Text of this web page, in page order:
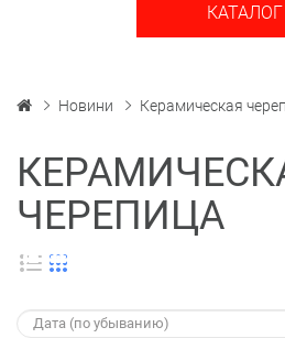
КАТАЛОГ
Новини Керамическая
ЧЕРЕПИЦА